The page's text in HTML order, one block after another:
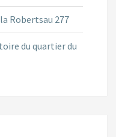
Robertsau 277
du quartier du